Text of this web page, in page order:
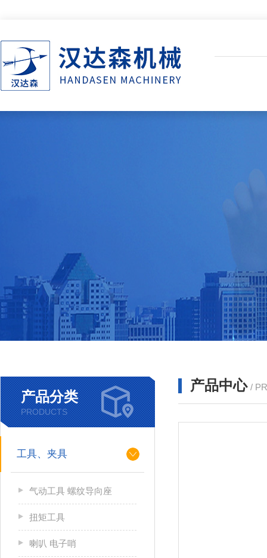
产品分类
PRODUCTS
工具、夹具
气动工具 螺纹导向座
扭矩工具
喇叭 电子哨
产品中心 /